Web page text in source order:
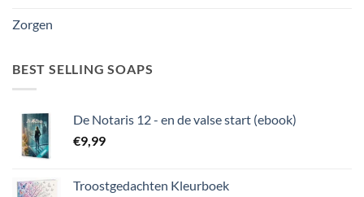
Zorgen
BEST SELLING SOAPS
De Notaris 12 - en de valse start (ebook)
€9,99
Troostgedachten Kleurboek